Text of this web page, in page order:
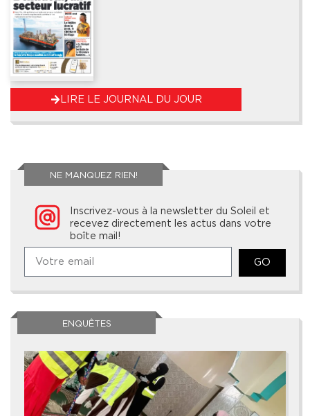
LIRE LE JOURNAL DU JOUR
NE MANQUEZ RIEN!
Inscrivez-vous à la newsletter du Soleil et
recevez directement les actus dans votre
boîte mail!
GO
ENQUÊTES